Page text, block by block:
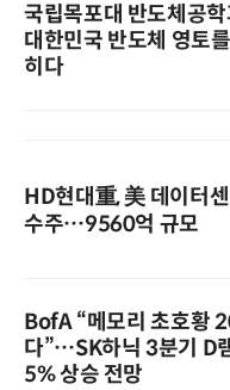
국립목포대 반도체공
대한민국 반도체 영토
히다
HD현대重, 美 데이터
수주…9560억 규모
BofA “메모리 초호황
다”…SK하닉 3분기 D
5% 상승 전망